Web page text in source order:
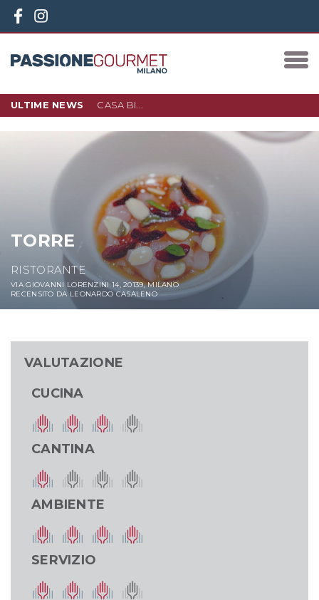
ULTIME NEWS
CASA BI...
10 DICEMBRE 2023
QUARTIERE D…
LEGGI DI PIÙ
TORRE
RISTORANTE
VIA GIOVANNI LORENZINI 14, 20139, MILANO
RECENSITO DA LEONARDO CASALENO
VALUTAZIONE
CUCINA
CANTINA
AMBIENTE
SERVIZIO